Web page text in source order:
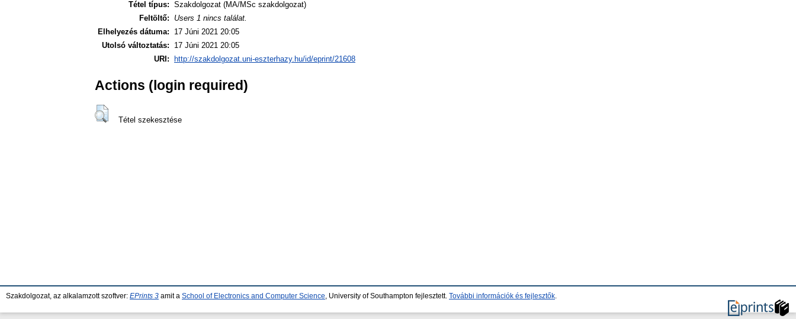
Tétel típus: Szakdolgozat (MA/MSc szakdolgozat)
Feltöltő:
Users 1 nincs találat.
Elhelyezés dátuma:
17 Júni 2021 20:05
Utolsó változtatás:
17 Júni 2021 20:05
URI:
http://szakdolgozat.uni-eszterhazy.hu/id/eprint/21608
Actions (login required)
Tétel szekesztése
Szakdolgozat, az alkalamzott szoftver: EPrints 3 amit a School of Electronics and Computer Science , University of Southampton fejlesztett. További információk és fejlesztők